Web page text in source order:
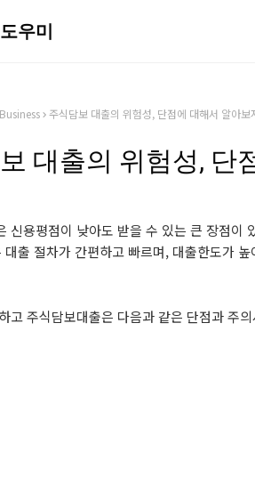
우미
주식담보 대출의 위험성, 단점에 대해서 알아보
대출의 위험성, 단
신용평점이 낮아도 받을 수 있는 큰 장점이
대출 절차가 간편하고 빠르며, 대출한도가
고 주식담보대출은 다음과 같은 단점과 주